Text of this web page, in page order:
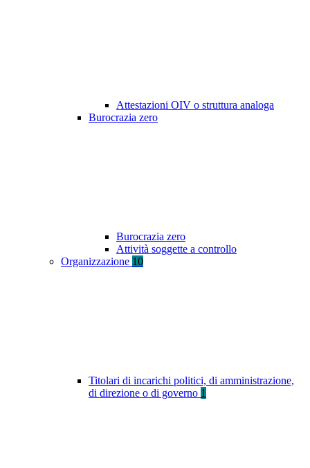
Attestazioni OIV o struttura analoga
Burocrazia zero
Burocrazia zero
Attività soggette a controllo
Organizzazione 10
Titolari di incarichi politici, di amministrazione,
di direzione o di governo 1